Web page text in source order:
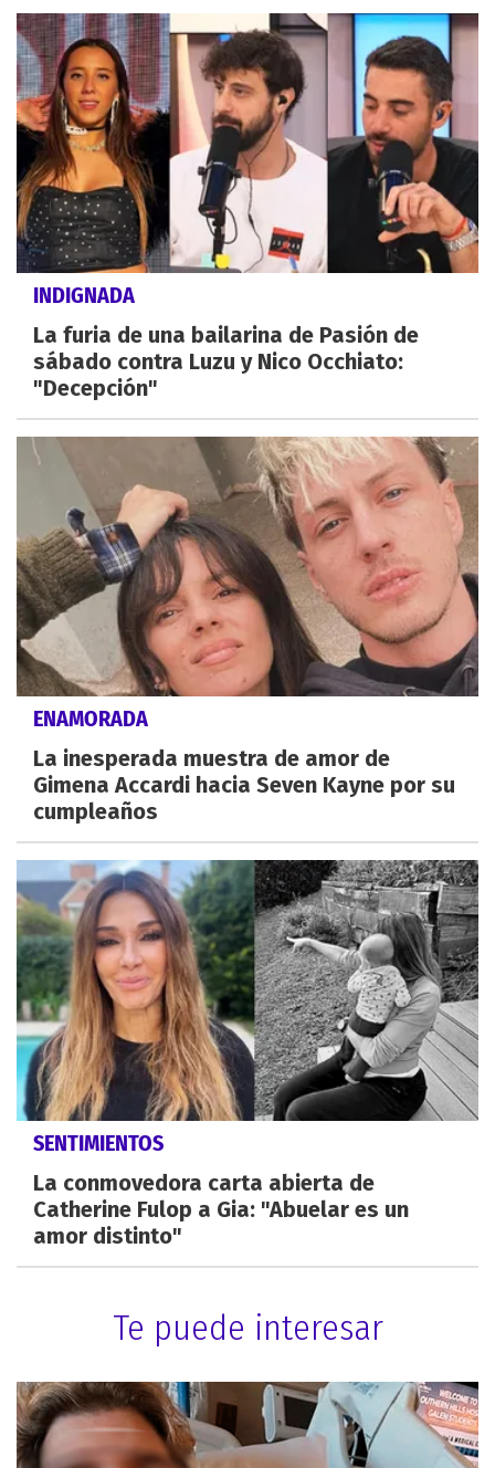
INDIGNADA
La furia de una bailarina de Pasión de
sábado contra Luzu y Nico Occhiato:
"Decepción"
ENAMORADA
La inesperada muestra de amor de
Gimena Accardi hacia Seven Kayne por su
cumpleaños
SENTIMIENTOS
La conmovedora carta abierta de
Catherine Fulop a Gia: "Abuelar es un
amor distinto"
Te puede interesar